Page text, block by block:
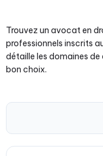
Trouvez un avocat en
professionnels inscrits
détaille les domaines
bon choix.